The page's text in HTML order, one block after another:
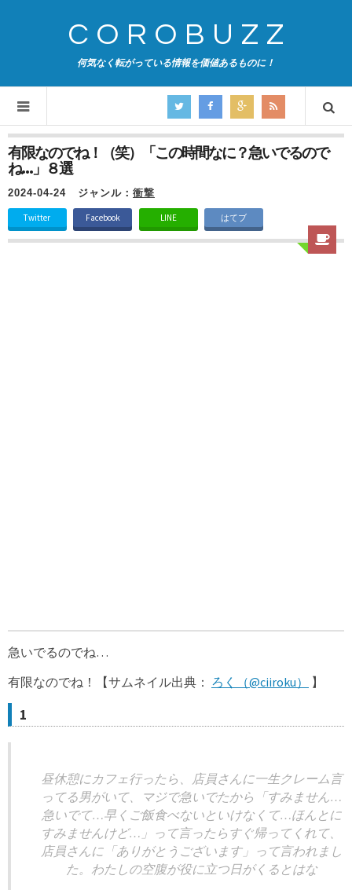
COROBUZZ
何気なく転がっている情報を価値あるものに！
有限なのでね！（笑）「この時間なに？急いでるので
ね…」８選
2024-04-24 ジャンル： 衝撃
Twitter Facebook LINE はてブ
急いでるのでね…
有限なのでね！【サムネイル出典： ろく（@ciiroku） 】
1
昼休憩にカフェ行ったら、店員さんに一生クレーム言
ってる男がいて、マジで急いでたから「すみません…
急いでて…早くご飯食べないといけなくて…ほんとに
すみませんけど…」って言ったらすぐ帰ってくれて、
店員さんに「ありがとうございます」って言われまし
た。わたしの空腹が役に立つ日がくるとはな